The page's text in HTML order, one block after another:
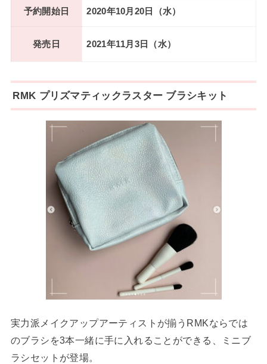
予約開始日 2020年10月20日（水）
発売日 2021年11月3日（水）
RMK プリズマティックラスター ブラシキット
実力派メイクアップアーティストが揃うRMKならでは
のブラシを3本一緒に手に入れることができる、ミニブ
ラシセットが登場。